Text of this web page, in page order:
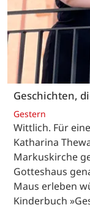
Geschichten,
Gestern
Wittlich. Für
Katharina
Markuskirche
Gotteshaus
Maus erleben
Kinderbuch